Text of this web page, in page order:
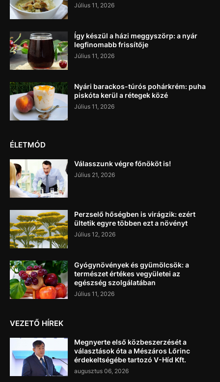
Július 11, 2026
Így készül a házi meggyszörp: a nyár
legfinomabb frissítője
Július 11, 2026
Nyári barackos-túrós pohárkrém: puha
piskóta kerül a rétegek közé
Július 11, 2026
ÉLETMÓD
Válasszunk végre főnököt is!
Július 21, 2026
Perzselő hőségben is virágzik: ezért
ültetik egyre többen ezt a növényt
Július 12, 2026
Gyógynövények és gyümölcsök: a
természet értékes vegyületei az
egészség szolgálatában
Július 11, 2026
VEZETŐ HÍREK
Megnyerte első közbeszerzését a
választások óta a Mészáros Lőrinc
érdekeltségébe tartozó V-Híd Kft.
augusztus 06, 2026